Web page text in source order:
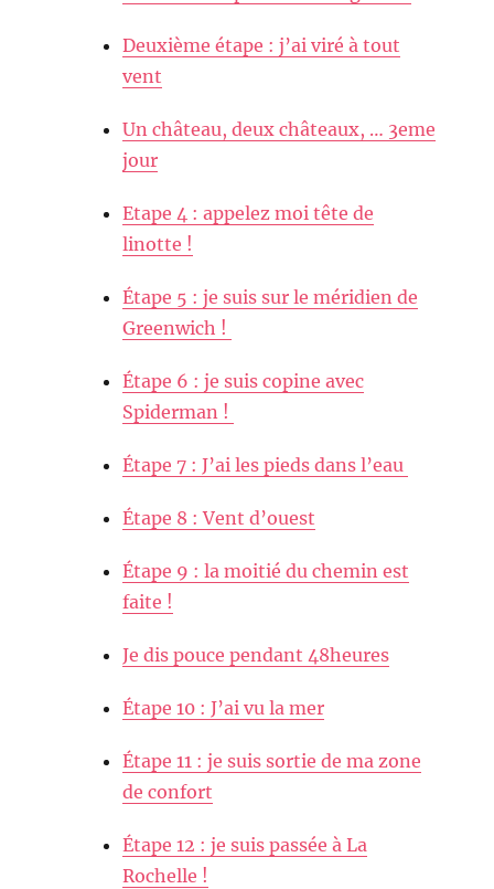
Deuxième étape : j’ai viré à tout
vent
Un château, deux châteaux, … 3eme
jour
Etape 4 : appelez moi tête de
linotte !
Étape 5 : je suis sur le méridien de
Greenwich !
Étape 6 : je suis copine avec
Spiderman !
Étape 7 : J’ai les pieds dans l’eau
Étape 8 : Vent d’ouest
Étape 9 : la moitié du chemin est
faite !
Je dis pouce pendant 48heures
Étape 10 : J’ai vu la mer
Étape 11 : je suis sortie de ma zone
de confort
Étape 12 : je suis passée à La
Rochelle !